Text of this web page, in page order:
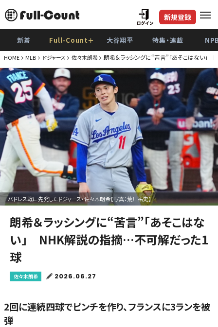
新規登録
新着 Full-Count＋ 大谷翔平 特集・連載
HOME MLB ドジャース 佐々木朗希 朗希＆ラッシングに“苦言”「あそこはない
パドレス戦に先発したドジャース・佐々木朗希【写真：荒川祐史】
朗希＆ラッシングに“苦言”「あそこはな
い」 NHK解説の指摘…不可解だった1
球
佐々木朗希 2026.06.27
2回に連続四球でピンチを作り、フランスに3ランを被
弾